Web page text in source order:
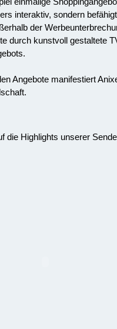
interaktiv, sondern
der
durch kunstvoll gestaltete
Angebote manifestiert
die Highlights unserer